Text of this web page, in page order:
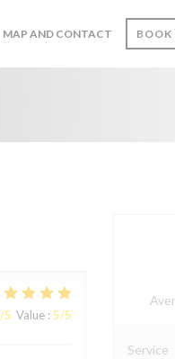
WINDOW))
IN A NEW WINDOW))
MAP AND CONTACT BOOK
/5 Value: 5/5
Service